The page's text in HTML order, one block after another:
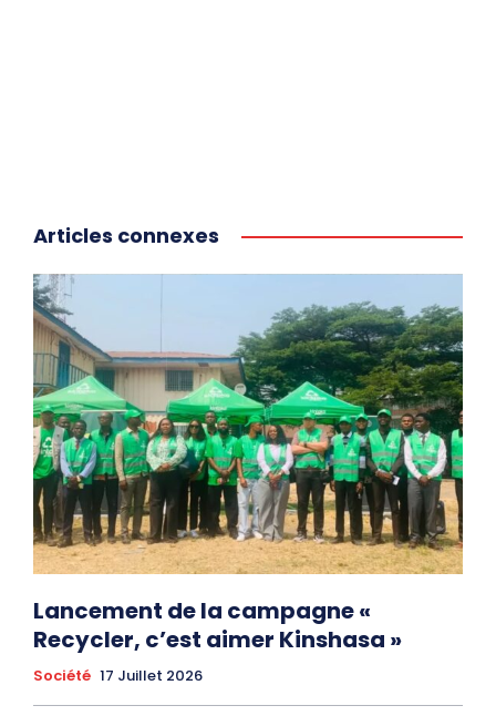
Articles connexes
Lancement de la campagne «
Recycler, c’est aimer Kinshasa »
Société 17 Juillet 2026